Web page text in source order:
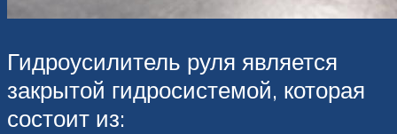
Гидроусилитель руля является
закрытой гидросистемой, которая
состоит из: